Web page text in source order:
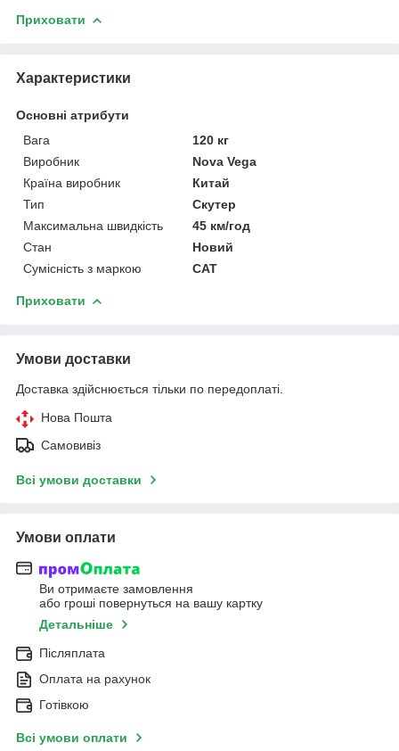
Приховати
Характеристики
Основні атрибути
Вага
120 кг
Виробник
Nova Vega
Країна виробник
Китай
Тип
Скутер
Максимальна швидкість
45 км/год
Стан
Новий
Сумісність з маркою
CAT
Приховати
Умови доставки
Доставка здійснюється тільки по передоплаті.
Нова Пошта
Самовивіз
Всі умови доставки
Умови оплати
Ви отримаєте замовлення
або гроші повернуться на вашу картку
Детальніше
Післяплата
Оплата на рахунок
Готівкою
Всі умови оплати